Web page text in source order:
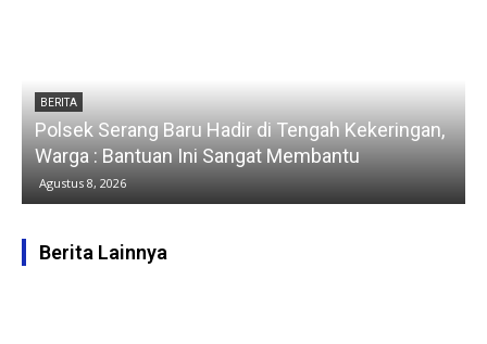
BERITA
Polsek Serang Baru Hadir di Tengah Kekeringan,
Warga : Bantuan Ini Sangat Membantu
Agustus 8, 2026
Berita Lainnya